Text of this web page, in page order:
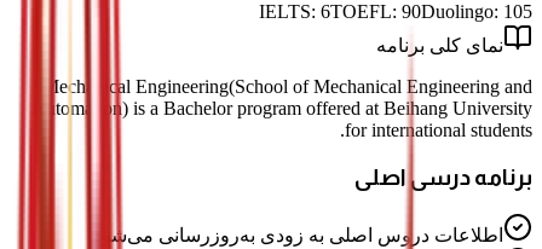
IELTS: 6TOEFL: 90Duolingo: 105
نمای کلی برنامه
Mechanical Engineering(School of Mechanical Engineering and
Automation) is a Bachelor program offered at Beihang University
for international students.
برنامه درسی اصلی
اطلاعات دروس اصلی به زودی به‌روزرسانی می‌شود